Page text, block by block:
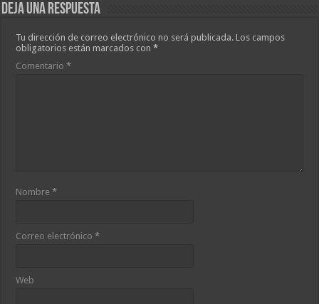
Deja una respuesta
Tu dirección de correo electrónico no será publicada. Los campos
obligatorios están marcados con*
Comentario*
Nombre*
Correo electrónico*
Web